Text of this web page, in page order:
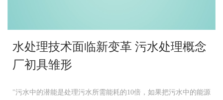
水处理技术面临新变革 污水处理概念
厂初具雏形
"污水中的潜能是处理污水所需能耗的10倍，如果把污水中的能源